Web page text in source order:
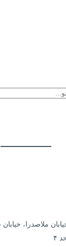
ملاصدرا،